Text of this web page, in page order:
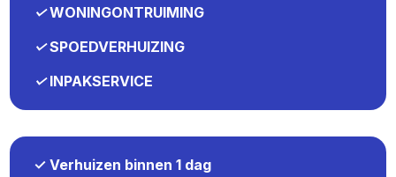
✓WONINGONTRUIMING
✓SPOEDVERHUIZING
✓INPAKSERVICE
✓ Verhuizen binnen 1 dag